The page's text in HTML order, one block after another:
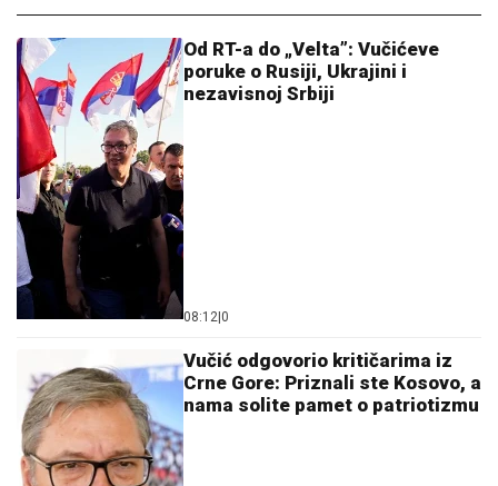
Od RT-a do „Velta”: Vučićeve
poruke o Rusiji, Ukrajini i
nezavisnoj Srbiji
08:12 0
Vučić odgovorio kritičarima iz
Crne Gore: Priznali ste Kosovo, a
nama solite pamet o patriotizmu